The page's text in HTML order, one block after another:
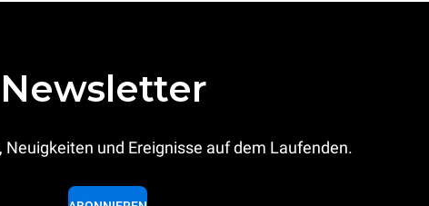
Newsletter
Neuigkeiten und Ereignisse auf dem Laufenden.